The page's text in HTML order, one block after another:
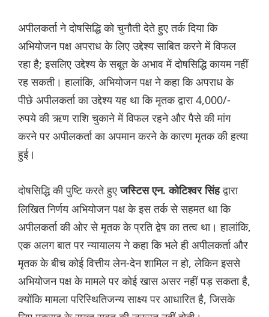
अपीलकर्ता ने दोषसिद्धि को चुनौती देते हुए तर्क दिया कि
अभियोजन पक्ष अपराध के लिए उद्देश्य साबित करने में विफल
रहा है; इसलिए उद्देश्य के सबूत के अभाव में दोषसिद्धि कायम नहीं
रह सकती। हालांकि, अभियोजन पक्ष ने कहा कि अपराध के
पीछे अपीलकर्ता का उद्देश्य यह था कि मृतक द्वारा 4,000/-
रुपये की ऋण राशि चुकाने में विफल रहने और पैसे की मांग
करने पर अपीलकर्ता का अपमान करने के कारण मृतक की हत्या
हुई।
दोषसिद्धि की पुष्टि करते हुएजस्टिस एन. कोटिश्वर सिंहद्वारा
लिखित निर्णय अभियोजन पक्ष के इस तर्क से सहमत था कि
अपीलकर्ता की ओर से मृतक के प्रति द्वेष का तत्व था। हालांकि,
एक अलग बात पर न्यायालय ने कहा कि भले ही अपीलकर्ता और
मृतक के बीच कोई वित्तीय लेन-देन शामिल न हो, लेकिन इससे
अभियोजन पक्ष के मामले पर कोई खास असर नहीं पड़ सकता है,
क्योंकि मामला परिस्थितिजन्य साक्ष्य पर आधारित है, जिसके